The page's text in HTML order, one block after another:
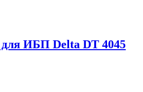
ИБП Delta DT 4045